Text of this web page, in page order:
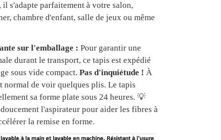
s'adapte parfaitement à votre salon,
chambre d'enfant, salle de jeux ou même
sur l'emballage : Pour garantir une
durant le transport, ce tapis est expédié
sous vide compact.Pas d'inquiétude ! À
normal de voir quelques plis. Le tapis
sa forme plate sous 24 heures. 💡
l'aspirateur pour aider les fibres à
la remise en forme.